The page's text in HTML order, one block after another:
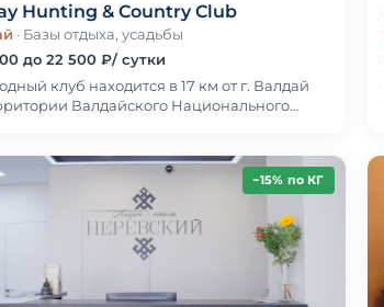
Hunting & Country Club
· Базы отдыха, усадьбы
до 22 500 ₽/ сутки
клуб находится в 17 км от г. Валдай
Валдайского Национального
−15% по КГ